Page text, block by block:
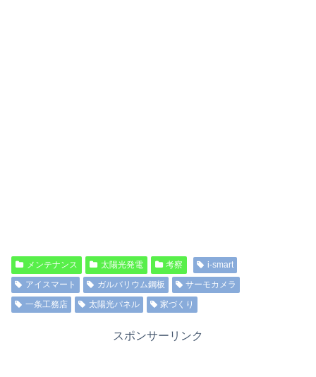
メンテナンス 太陽光発電 考察
i-smart
アイスマート
ガルバリウム鋼板
サーモカメラ
一条工務店
太陽光パネル 家づくり
スポンサーリンク